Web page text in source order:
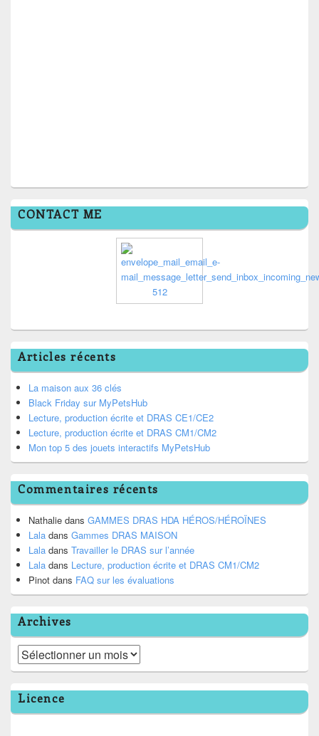
CONTACT ME
Articles récents
La maison aux 36 clés
Black Friday sur MyPetsHub
Lecture, production écrite et DRAS CE1/CE2
Lecture, production écrite et DRAS CM1/CM2
Mon top 5 des jouets interactifs MyPetsHub
Commentaires récents
Nathalie dans GAMMES DRAS HDA HÉROS/HÉROÏNES
Lala dans Gammes DRAS MAISON
Lala dans Travailler le DRAS sur l’année
Lala dans Lecture, production écrite et DRAS CM1/CM2
Pinot dans FAQ sur les évaluations
Archives
Archives
Licence